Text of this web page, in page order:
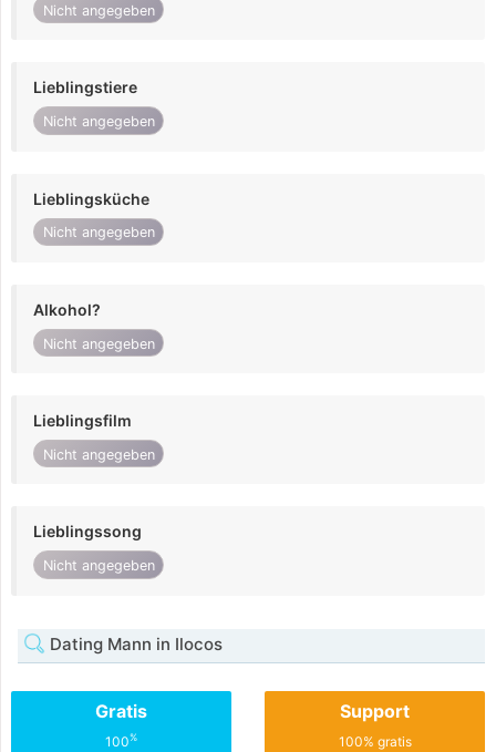
Nicht angegeben
Lieblingstiere
Nicht angegeben
Lieblingsküche
Nicht angegeben
Alkohol?
Nicht angegeben
Lieblingsfilm
Nicht angegeben
Lieblingssong
Nicht angegeben
Dating Mann in Ilocos
Gratis
100%
Support
100% gratis